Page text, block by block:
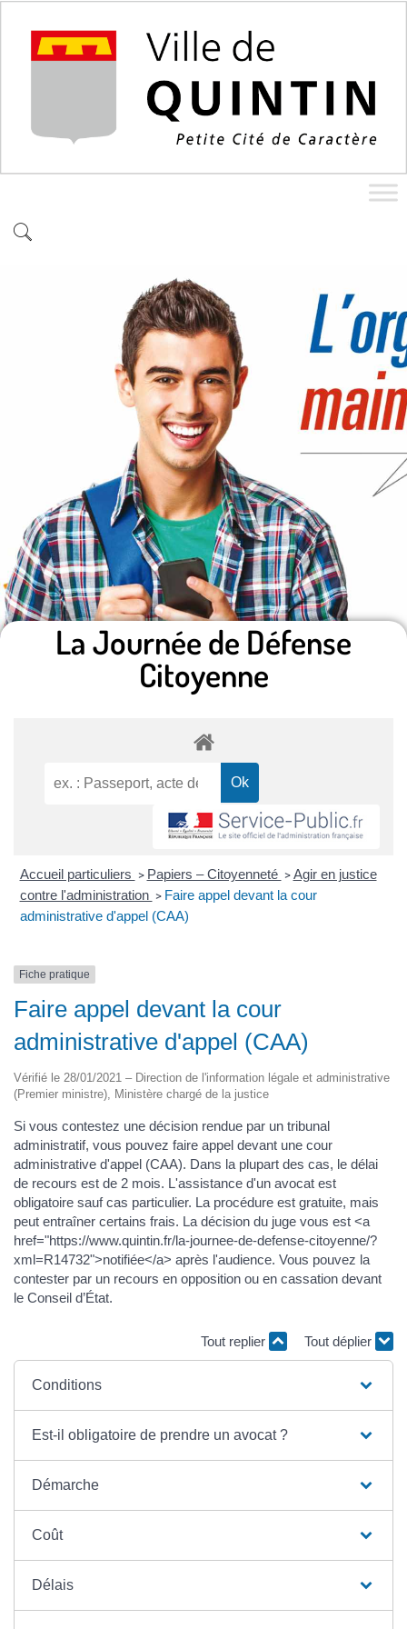
La Journée de Défense
Citoyenne
Accueil particuliers > Papiers – Citoyenneté > Agir en justice
contre l'administration > Faire appel devant la cour
administrative d'appel (CAA)
Fiche pratique
Faire appel devant la cour
administrative d'appel (CAA)
Vérifié le 28/01/2021 – Direction de l'information légale et administrative
(Premier ministre), Ministère chargé de la justice
Si vous contestez une décision rendue par un tribunal
administratif, vous pouvez faire appel devant une cour
administrative d'appel (CAA). Dans la plupart des cas, le délai
de recours est de 2 mois. L'assistance d'un avocat est
obligatoire sauf cas particulier. La procédure est gratuite, mais
peut entraîner certains frais. La décision du juge vous est <a
href="https://www.quintin.fr/la-journee-de-defense-citoyenne/?
xml=R14732">notifiée</a> après l'audience. Vous pouvez la
contester par un recours en opposition ou en cassation devant
le Conseil d’État.
Tout replier Tout déplier
Conditions
Est-il obligatoire de prendre un avocat ?
Démarche
Coût
Délais